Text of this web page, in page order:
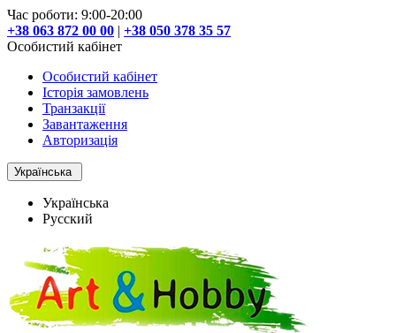
Час роботи: 9:00-20:00
+38 063 872 00 00 | +38 050 378 35 57
Особистий кабінет
Особистий кабінет
Історія замовлень
Транзакції
Завантаження
Авторизація
Українська
Українська
Русский